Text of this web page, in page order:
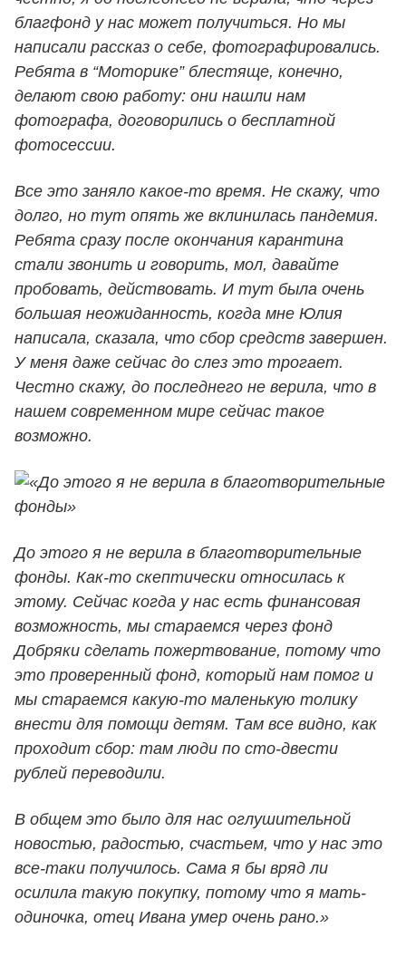
благфонд у нас может получиться. Но мы
написали рассказ о себе, фотографировались.
Ребята в “Моторике” блестяще, конечно,
делают свою работу: они нашли нам
фотографа, договорились о бесплатной
фотосессии.
Все это заняло какое-то время. Не скажу, что
долго, но тут опять же вклинилась пандемия.
Ребята сразу после окончания карантина
стали звонить и говорить, мол, давайте
пробовать, действовать. И тут была очень
большая неожиданность, когда мне Юлия
написала, сказала, что сбор средств завершен.
У меня даже сейчас до слез это трогает.
Честно скажу, до последнего не верила, что в
нашем современном мире сейчас такое
возможно.
До этого я не верила в благотворительные
фонды. Как-то скептически относилась к
этому. Сейчас когда у нас есть финансовая
возможность, мы стараемся через фонд
Добряки сделать пожертвование, потому что
это проверенный фонд, который нам помог и
мы стараемся какую-то маленькую толику
внести для помощи детям. Там все видно, как
проходит сбор: там люди по сто-двести
рублей переводили.
В общем это было для нас оглушительной
новостью, радостью, счастьем, что у нас это
все-таки получилось. Сама я бы вряд ли
осилила такую покупку, потому что я мать-
одиночка, отец Ивана умер очень рано.»